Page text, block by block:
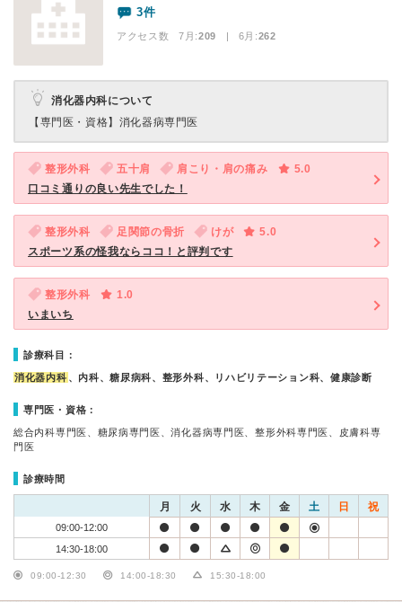
3件
アクセス数 7月:209 | 6月:262
消化器内科について
【専門医・資格】 消化器病専門医
整形外科 五十肩 肩こり・肩の痛み
5.0
口コミ通りの良い先生でした！
整形外科 足関節の骨折 けが
5.0
スポーツ系の怪我ならココ！と評判です
整形外科
1.0
いまいち
診療科目：
消化器内科 、内科、糖尿病科、整形外科、リハビリテーション科、健康診断
専門医・資格：
総合内科専門医、糖尿病専門医、消化器病専門医、整形外科専門医、皮膚科専
門医
診療時間
月 火 水 木 金 土 日 祝
09:00-12:00
14:30-18:00
09:00-12:30 14:00-18:30 15:30-18:00